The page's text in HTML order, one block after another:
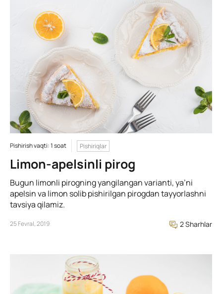
Pishirish vaqti: 1 soat Pishiriqlar
Limon-apelsinli pirog
Bugun limonli pirogning yangilangan varianti, ya’ni
apelsin va limon solib pishirilgan pirogdan tayyorlashni
tavsiya qilamiz.
25 Fevral, 2019 2 Sharhlar